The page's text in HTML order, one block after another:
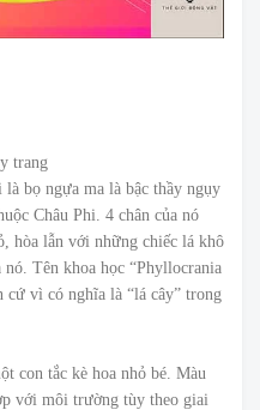
trang
bọ ngựa ma là bậc thầy ngụy
Châu Phi. 4 chân của nó
hòa lẫn với những chiếc lá khô
Tên khoa học “Phyllocrania
cứ vì có nghĩa là “lá cây” trong
con tắc kè hoa nhỏ bé. Màu
với môi trường tùy theo giai